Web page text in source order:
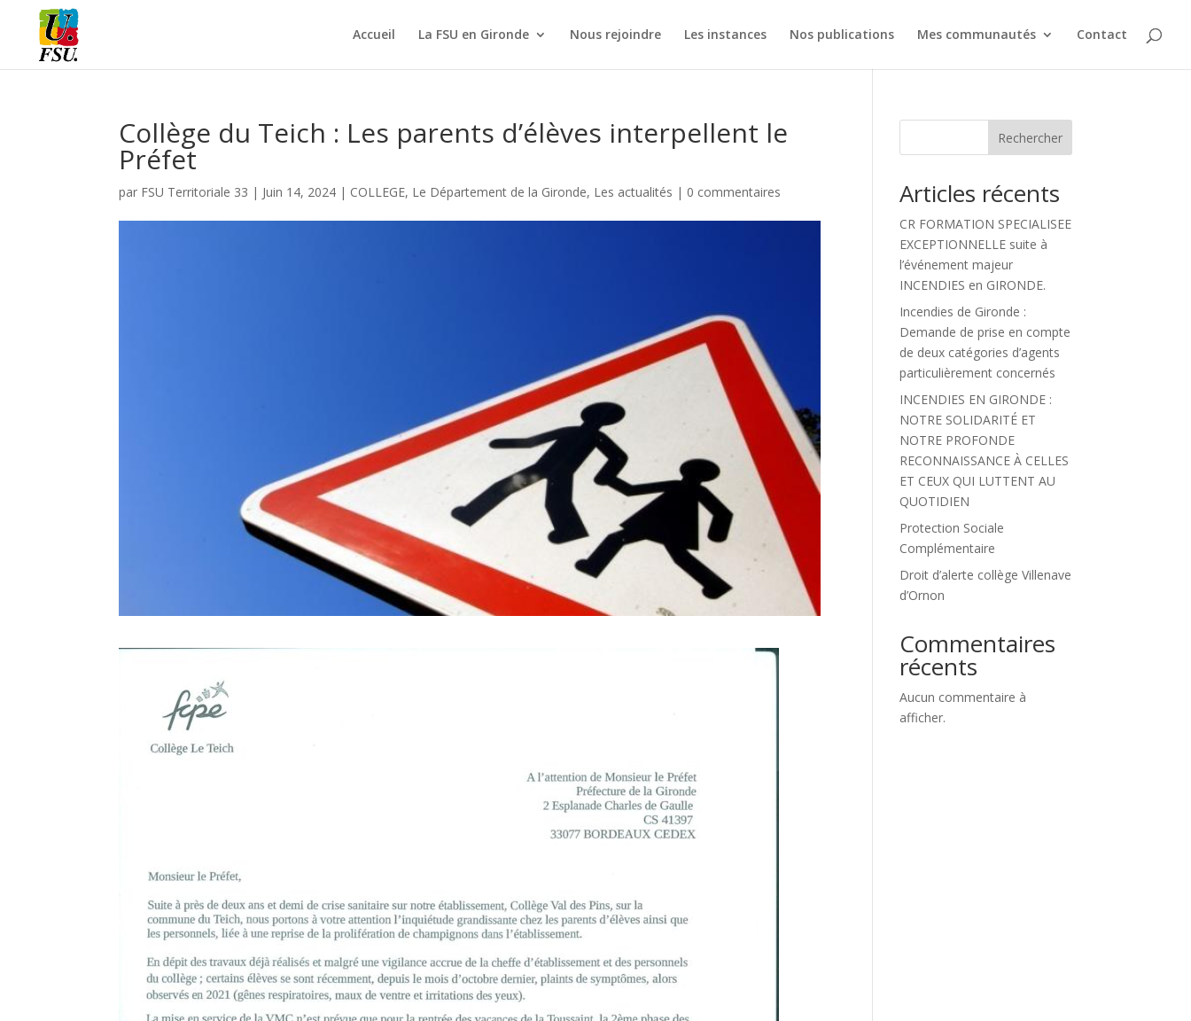
Accueil La FSU en Gironde Nous rejoindre Les instances Nos publications Mes communautés Contact
Collège du Teich : Les parents d’élèves interpellent le
Préfet
par FSU Territoriale 33 | Juin 14, 2024 | COLLEGE, Le Département de la Gironde, Les actualités | 0 commentaires
Rechercher
Articles récents
CR FORMATION SPECIALISEE
EXCEPTIONNELLE suite à
l’événement majeur
INCENDIES en GIRONDE.
Incendies de Gironde :
Demande de prise en compte
de deux catégories d’agents
particulièrement concernés
INCENDIES EN GIRONDE :
NOTRE SOLIDARITÉ ET
NOTRE PROFONDE
RECONNAISSANCE À CELLES
ET CEUX QUI LUTTENT AU
QUOTIDIEN
Protection Sociale
Complémentaire
Droit d’alerte collège Villenave
d’Ornon
Commentaires
récents
Aucun commentaire à
afficher.